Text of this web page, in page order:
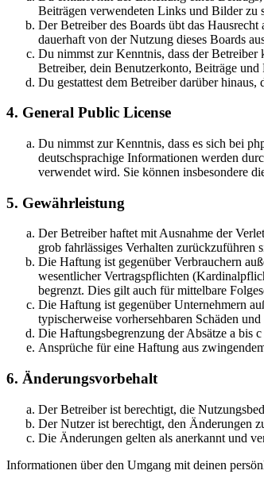
Beiträgen verwendeten Links und Bilder zu
Der Betreiber des Boards übt das
dauerhaft von der Nutzung dieses Boards
Du nimmst zur Kenntnis, dass der
Betreiber, dein Benutzerkonto, Beiträge
Du gestattest dem Betreiber darüber
4. General Public License
Du nimmst zur Kenntnis, dass es sich bei
deutschsprachige Informationen werden
verwendet wird. Sie können insbesondere
5. Gewährleistung
Der Betreiber haftet mit Ausnahme der
grob fahrlässiges Verhalten zurückzuführen
Die Haftung ist gegenüber Verbrauchern
wesentlicher Vertragspflichten
begrenzt. Dies gilt auch für mittelbare
Die Haftung ist gegenüber Unternehmern
typischerweise vorhersehbaren Schäden
Die Haftungsbegrenzung der Absätze a bis
Ansprüche für eine Haftung aus
6. Änderungsvorbehalt
Der Betreiber ist berechtigt, die
Der Nutzer ist berechtigt, den Änderungen
Die Änderungen gelten als anerkannt und
Informationen über den Umgang mit deinen